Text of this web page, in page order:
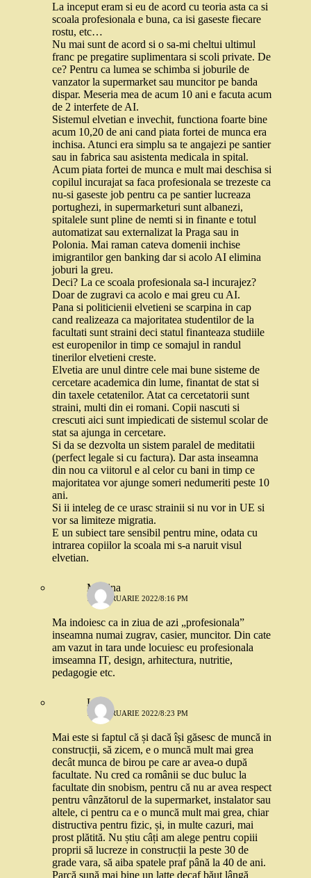
La inceput eram si eu de acord cu teoria asta ca si
scoala profesionala e buna, ca isi gaseste fiecare
rostu, etc…
Nu mai sunt de acord si o sa-mi cheltui ultimul
franc pe pregatire suplimentara si scoli private. De
ce? Pentru ca lumea se schimba si joburile de
vanzator la supermarket sau muncitor pe banda
dispar. Meseria mea de acum 10 ani e facuta acum
de 2 interfete de AI.
Sistemul elvetian e invechit, functiona foarte bine
acum 10,20 de ani cand piata fortei de munca era
inchisa. Atunci era simplu sa te angajezi pe santier
sau in fabrica sau asistenta medicala in spital.
Acum piata fortei de munca e mult mai deschisa si
copilul incurajat sa faca profesionala se trezeste ca
nu-si gaseste job pentru ca pe santier lucreaza
portughezi, in supermarketuri sunt albanezi,
spitalele sunt pline de nemti si in finante e totul
automatizat sau externalizat la Praga sau in
Polonia. Mai raman cateva domenii inchise
imigrantilor gen banking dar si acolo AI elimina
joburi la greu.
Deci? La ce scoala profesionala sa-l incurajez?
Doar de zugravi ca acolo e mai greu cu AI.
Pana si politicienii elvetieni se scarpina in cap
cand realizeaza ca majoritatea studentilor de la
facultati sunt straini deci statul finanteaza studiile
est europenilor in timp ce somajul in randul
tinerilor elvetieni creste.
Elvetia are unul dintre cele mai bune sisteme de
cercetare academica din lume, finantat de stat si
din taxele cetatenilor. Atat ca cercetatorii sunt
straini, multi din ei romani. Copii nascuti si
crescuti aici sunt impiedicati de sistemul scolar de
stat sa ajunga in cercetare.
Si da se dezvolta un sistem paralel de meditatii
(perfect legale si cu factura). Dar asta inseamna
din nou ca viitorul e al celor cu bani in timp ce
majoritatea vor ajunge someri nedumeriti peste 10
ani.
Si ii inteleg de ce urasc strainii si nu vor in UE si
vor sa limiteze migratia.
E un subiect tare sensibil pentru mine, odata cu
intrarea copiilor la scoala mi s-a naruit visul
elvetian.
Martina
17 FEBRUARIE 2022/8:16 PM
Ma indoiesc ca in ziua de azi „profesionala”
inseamna numai zugrav, casier, muncitor. Din cate
am vazut in tara unde locuiesc eu profesionala
imseamna IT, design, arhitectura, nutritie,
pedagogie etc.
Lia
17 FEBRUARIE 2022/8:23 PM
Mai este si faptul că și dacă își găsesc de muncă in
construcții, să zicem, e o muncă mult mai grea
decât munca de birou pe care ar avea-o după
facultate. Nu cred ca românii se duc buluc la
facultate din snobism, pentru că nu ar avea respect
pentru vânzătorul de la supermarket, instalator sau
altele, ci pentru ca e o muncă mult mai grea, chiar
distructiva pentru fizic, și, in multe cazuri, mai
prost plătită. Nu știu câți am alege pentru copiii
proprii să lucreze in construcții la peste 30 de
grade vara, să aiba spatele praf până la 40 de ani.
Parcă sună mai bine un latte decaf băut lângă